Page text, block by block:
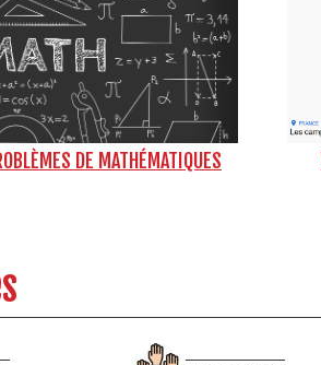
DE MATHÉMATIQUES